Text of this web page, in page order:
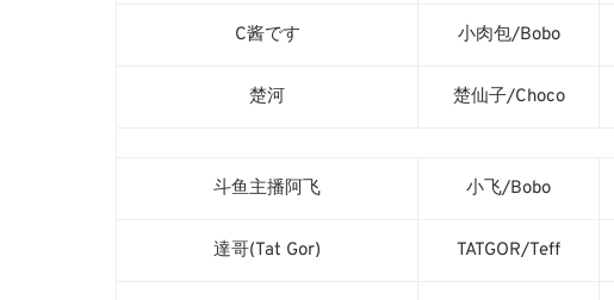
C酱です 小肉包/Bobo
楚河 楚仙子/Choco
斗鱼主播阿飞 小飞/Bobo
達哥(Tat Gor) TATGOR/Teff